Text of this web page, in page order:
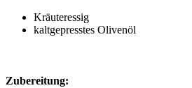
Kräuteressig
kaltgepresstes Olivenöl
Zubereitung: